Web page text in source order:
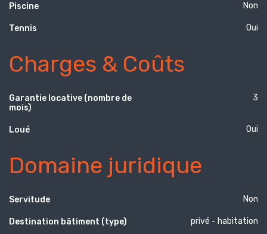
Piscine Non
Tennis Oui
Charges & Coûts
Garantie locative (nombre de
mois)
3
Loué Oui
Domaine juridique
Servitude Non
Destination bâtiment (type) privé - habitation